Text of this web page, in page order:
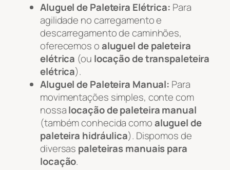
Aluguel de Paleteira Elétrica: Para
agilidade no carregamento e
descarregamento de caminhões,
oferecemos oaluguel de paleteira
elétrica (ou locação de transpaleteira
elétrica).
Aluguel de Paleteira Manual: Para
movimentações simples, conte com
nossalocação de paleteira manual
(também conhecida comoaluguel de
paleteira hidráulica). Dispomos de
diversas paleteiras manuais para
locação.